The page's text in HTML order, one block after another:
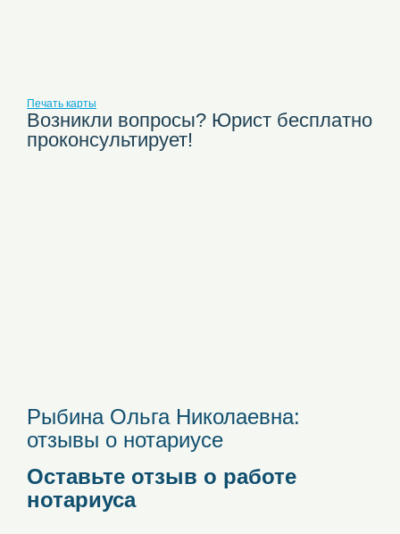
Печать карты
Возникли вопросы? Юрист бесплатно
проконсультирует!
Рыбина Ольга Николаевна:
отзывы о нотариусе
Оставьте отзыв о работе
нотариуса